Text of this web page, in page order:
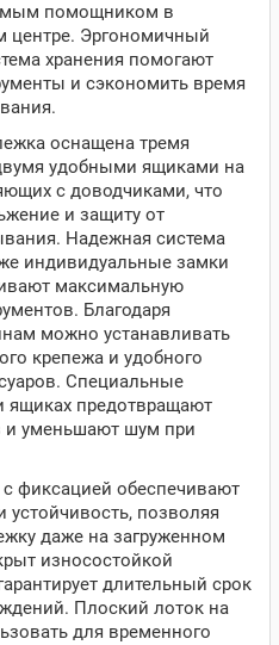
помощником в
центре. Эргономичный
хранения помогают
и сэкономить время
оснащена тремя
удобными ящиками на
с доводчиками, что
и защиту от
Надежная система
индивидуальные замки
максимальную
Благодаря
можно устанавливать
крепежа и удобного
Специальные
ящиках предотвращают
и уменьшают шум при
фиксацией обеспечивают
позволяя
даже на загруженном
износостойкой
длительный срок
Плоский лоток на
для временного